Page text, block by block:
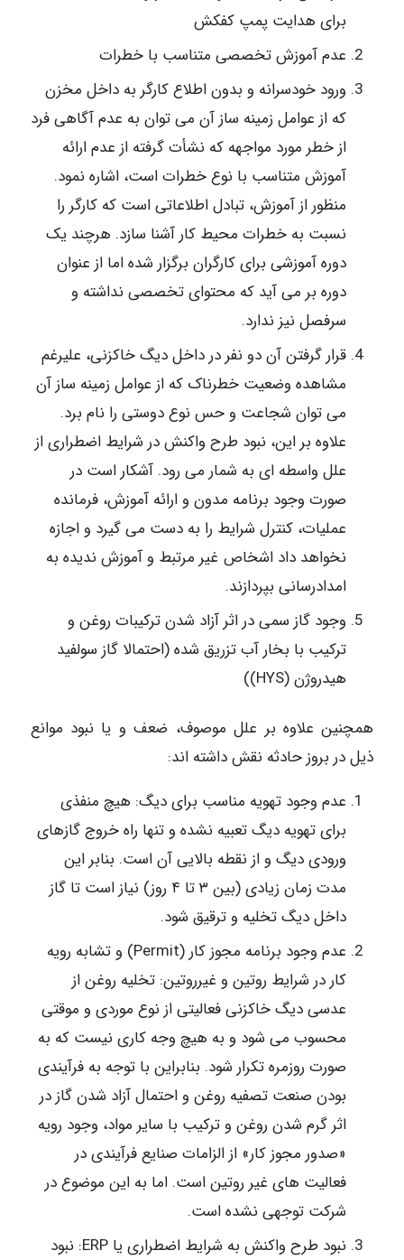
برای هدایت پمپ کفکش
عدم آموزش تخصصی متناسب با خطرات
ورود خودسرانه و بدون اطلاع کارگر به داخل مخزن
که از عوامل زمینه ساز آن می توان به عدم آگاهی فرد
از خطر مورد مواجهه که نشأت گرفته از عدم ارائه
آموزش متناسب با نوع خطرات است، اشاره نمود.
منظور از آموزش، تبادل اطلاعاتی است که کارگر را
نسبت به خطرات محیط کار آشنا سازد. هرچند یک
دوره آموزشی برای کارگران برگزار شده اما از عنوان
دوره بر می آید که محتوای تخصصی نداشته و
سرفصل نیز ندارد.
قرار گرفتن آن دو نفر در داخل دیگ خاکزنی، علیرغم
مشاهده وضعیت خطرناک که از عوامل زمینه ساز آن
می توان شجاعت و حس نوع دوستی را نام برد.
علاوه بر این، نبود طرح واکنش در شرایط اضطراری از
علل واسطه ای به شمار می رود. آشکار است در
صورت وجود برنامه مدون و ارائه آموزش، فرمانده
عملیات، کنترل شرایط را به دست می گیرد و اجازه
نخواهد داد اشخاص غیر مرتبط و آموزش ندیده به
امدادرسانی بپردازند.
وجود گاز سمی در اثر آزاد شدن ترکیبات روغن و
ترکیب با بخار آب تزریق شده (احتمالا گاز سولفید
هیدروژن (HYS))
همچنین علاوه بر علل موصوف، ضعف و یا نبود موانع
ذیل در بروز حادثه نقش داشته اند:
عدم وجود تهویه مناسب برای دیگ: هیچ منفذی
برای تهویه دیگ تعبیه نشده و تنها راه خروج گازهای
ورودی دیگ و از نقطه بالایی آن است. بنابر این
مدت زمان زیادی (بین ۳ تا ۴ روز) نیاز است تا گاز
داخل دیگ تخلیه و ترقیق شود.
عدم وجود برنامه مجوز کار (Permit) و تشابه رویه
کار در شرایط روتین و غیرروتین: تخلیه روغن از
عدسی دیگ خاکزنی فعالیتی از نوع موردی و موقتی
محسوب می شود و به هیچ وجه کاری نیست که به
صورت روزمره تکرار شود. بنابراین با توجه به فرآیندی
بودن صنعت تصفیه روغن و احتمال آزاد شدن گاز در
اثر گرم شدن روغن و ترکیب با سایر مواد، وجود رویه
«صدور مجوز کار» از الزامات صنایع فرآیندی در
فعالیت های غیر روتین است. اما به این موضوع در
شرکت توجهی نشده است.
نبود طرح واکنش به شرایط اضطراری یا ERP: نبود